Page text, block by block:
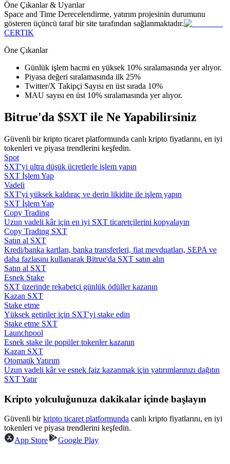
Bilgi
Ticaret bilgileri vb. dahil olmak üzere büyük veri analizi.
Vadeli İşlemler Başlangıç Kılavuzu
Ticaret stratejileri
Nasıl kârlı kalabileceğinizi öğrenin
Kazan
Öne Çıkanlar & Uyarılar
Space and Time Derecelendirme, yatırım projesinin durumunu
gösteren üçüncü taraf bir site tarafından sağlanmaktadır.
CERTIK
Öne Çıkanlar
Günlük işlem hacmi en yüksek 10% sıralamasında yer alıyor.
Piyasa değeri sıralamasında ilk 25%
Twitter/X Takipçi Sayısı en üst sırada 10%
MAU sayısı en üst 10% sıralamasında yer alıyor.
Bitrue'da $SXT ile Ne Yapabilirsiniz
Güvenli bir kripto ticaret platformunda canlı kripto fiyatlarını, en iyi
tokenleri ve piyasa trendlerini keşfedin.
Spot
SXT'yi ultra düşük ücretlerle işlem yapın
SXT İşlem Yap
Vadeli
SXT'yi yüksek kaldıraç ve derin likidite ile işlem yapın
SXT İşlem Yap
Copy Trading
Uzun vadeli kâr için en iyi SXT ticaretçilerini kopyalayın
Copy Trading SXT
Satın al SXT
Kredi/banka kartları, banka transferleri, fiat mevduatları, SEPA ve
daha fazlasını kullanarak Bitrue'da SXT satın alın
Satın al SXT
Esnek Stake
SXT üzerinde rekabetçi günlük ödüller kazanın
Kazan SXT
Stake etme
Yüksek getiriler için SXT'yi stake edin
Stake etme SXT
Launchpool
Esnek stake ile popüler tokenler kazanın
Kazan SXT
Otomatik Yatırım
Uzun vadeli kâr ve esnek faiz kazanmak için yatırımlarınızı dağıtın
SXT Yatır
Kripto yolculuğunuza dakikalar içinde başlayın
Güvenli birkripto ticaret platformunda canlı kripto fiyatlarını, en iyi
tokenleri ve piyasa trendlerini keşfedin.
App Store
Google Play